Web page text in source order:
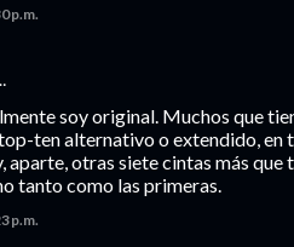
p.m.
soy original. Muchos que
ten alternativo o extendido, en
aparte, otras siete cintas más
tanto como las primeras.
p.m.